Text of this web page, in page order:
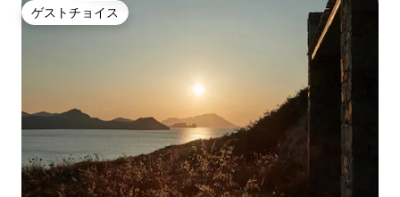
ゲストチョイス
ゲストチョイス